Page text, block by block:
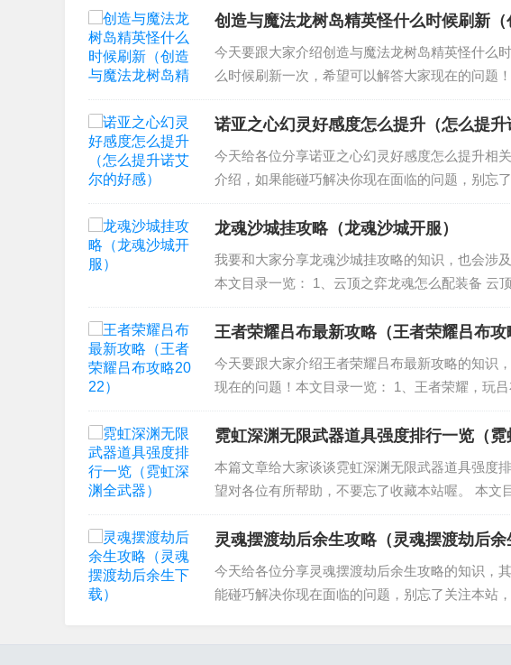
创造与魔法龙树岛精英怪什么时候刷新
次）
今天要跟大家介绍创造与魔法龙树岛精英怪什么
么时候刷新一次，希望可以解答大家现在的问题
在哪 2、创魔幻龙刷新时间 3、创造与魔法纳坦
刷新时间 创造与魔法...
诺亚之心幻灵好感度怎么提升（怎么提升
今天给各位分享诺亚之心幻灵好感度怎么提升相
介绍，如果能碰巧解决你现在面临的问题，别忘
亚之心香槟怎么做 2、天下手游红钻怎么白嫖 3
诺亚之心香槟怎么...
龙魂沙城挂攻略（龙魂沙城开服）
我要和大家分享龙魂沙城挂攻略的知识，也会涉
本文目录一览： 1、云顶之弈龙魂怎么配装备 云
《沙城之战(送千元充值)》怎么快速赚钱-快速赚
备攻略 1、云顶之...
王者荣耀吕布最新攻略（王者荣耀吕布攻
今天要跟大家介绍王者荣耀吕布最新攻略的知识
现在的问题！本文目录一览： 1、王者荣耀，玩
3、王者荣耀杀神吕布攻略 4、王者荣耀新版吕
6、请...
霓虹深渊无限武器道具强度排行一览（霓
本篇文章给大家谈谈霓虹深渊无限武器道具强度
望对各位有所帮助，不要忘了收藏本站喔。 本文
深渊什么武器最好用 3、霓虹深渊最强武器排行
最强道具十大排...
灵魂摆渡劫后余生攻略（灵魂摆渡劫后余
今天给各位分享灵魂摆渡劫后余生攻略的知识，
能碰巧解决你现在面临的问题，别忘了关注本站